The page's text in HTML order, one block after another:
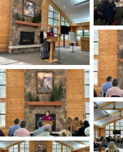
Lesa Budd – Prayer
Ministries
Coordinator with Yin
Schaff, Health
Ministries
Coordinator
Lesa
Yin Schaff, Health
Ministries
Coordinator